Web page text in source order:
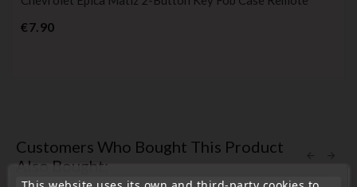
€7.90Price
Customers Who Bought This Product
Also Bought: